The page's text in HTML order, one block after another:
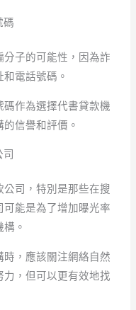
碼
子的可能性，因為詐
電話號碼。
作為選擇代書貸款機
信譽和評價。
司，特別是那些在搜
能是為了增加曝光率
。
時，應該關注網絡自然
，但可以更有效地找